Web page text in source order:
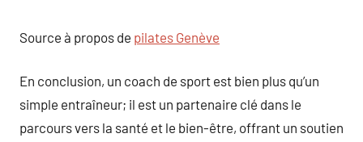
Source à propos de pilates Genève
En conclusion, un coach de sport est bien plus qu’un
simple entraîneur; il est un partenaire clé dans le
parcours vers la santé et le bien-être, offrant un soutien